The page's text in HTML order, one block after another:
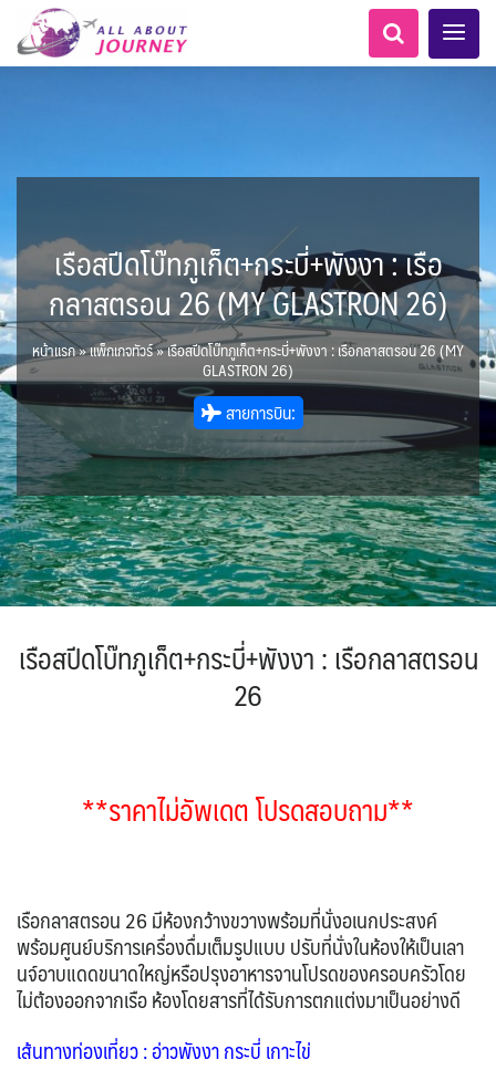
เอเชียกลาง 6 LKA ศรีลังกา 0
AFG อัฟกานิสถาน 0
LKA ศรีลังกา + BGD บังคลา
ศ
0
BTN ภูฏาน 2
BRN บรูไน 0
KHM กัมพูชา 0 จีน 283
HKG ฮ่องกง - มาเก๊า 10 IND อินเดีย
IDN อินโดนีเซีย 3 IRN อิหร่าน 0
IRQ อิรัก 0 ISR อิสราเอล 0
JPN ญี่ปุ่น 78 JOR จอร์แดน 4
KAZ คาซัคสถาน 19 KORS เกาหลีใต้ 2
KGZ คีร์กีซสถาน 4 LAO ลาว 0
LBN เลบานอน 0 MYS มาเลเซีย
SGP สิงคโปร์
ARE ดูไบ, UAE 0 UZB อุซเบกิสถาน 4
ตะวันออกกลาง YEM เยเมน
VNM เวียดนาม 35
แอลเบเนีย - Albania 0 Balkan บอลข่าน 1
สวิตเซอร์แลนด์ เยอรมนี
ฝรั่งเศส
1
MNE มอนเตเนโกร 1 ล่าแสงเหนือ-ใต้ 11
Baltic บอลติก 4 ยุโรปตะวันออก 12
ยุโรปราคาถูก 1
ออสเตรีย - Austria AZE อาเซอร์ไบจาน 2
BIH บอสเนีย & เฮอร์เซโกวีนา
1
BLR เบลารุส 0
BEL เบลเยี่ยม 0
HRV โครเอเชีย 3 CYP ไซปรัส 0
CZE เช็ก 0
FRA ฝรั่งเศส 1 FRO หมู่เกาะแฟโร 2
ISL ไอซ์แลนด์ 4 ITA อิตาลี 9
PRT โปรตุเกส
RUS รัสเซีย 3 สแกนดิเนเวีย 7
ESP สเปน 4
SVN สโลวิเนีย 2 CHE สวิตเซอร์แลนด์ 8
TUR ตุรเคีย 12 UK อังกฤษ+สหราชอาณาจักร
อเมริกาใต้ 8 อเมริกากลาง 1
ARG อาร์เจนตินา 3
CAN แคนาดา 3 CUB คิวบา 0
CHL ชิลี 3
ECU เอกวาดอร์ 0 PER เปรู
USA สหรัฐอเมริกา บราซิล เปรู 3
เม็กซิโก คิวบา อเมริกา แคนาดา 1
ทัวร์ ล่องเรือสำราญยุโรป 5 ทัวร์ ล่องเรือสำราญอลาสก้า
1
ทัวร์ ล่องเรือสำราญอเมริกา
1
ทัวร์ ล่องเรือสำราญเอเชีย 0
ทัวร์ ล่องเรือสำราญประเท
ศอื่นๆ
3
ไมโครนีเซีย - Micronesia 1 ขั้วโลกใต้ 2
ขั้วโลกเหนือ 1 นิวซีแลนด์ - New Zealand
11
เกาะโบราโบร่า - Bora Bora
0
ตูนีเซีย - Tunisia 1
แอฟริกาใต้ - South Africa
3
โมร็อคโค - Morocco 6 แทนซาเนีย - Tanzania 2
เคนย่า - Kenya 2 นามิเบีย - Namibia 1
แอลจีเรีย - Algeria 0
ออสเตรเลีย - Australia 18 ทัวร์ อันซีน ประเทศแปลก 30
ลิเบีย - Libya 1 บราซิล - Brazil 0
ล่องเรือดินเนอร์ วันวาเลนไทน์
22
ล่องเรือดินเนอร์วันลอยกระทง
21
ล่องเรือดินเนอร์วันปีใหม่ 22 เรือรอบกลางวัน กทม. 2
ล่องเรือดินเนอร์แม่น้ำ
าพระยา
34
ล่องเรือโปรแกรมอยุธยา 9
ล่องเรือ รอบ Sunset 14
ล่องเรือเหมาลำ / เหมาชั้น /
อยอร์ช / Speed Boat ส่วนตัวทั่ว
ะเทศ
เรือยอร์ช / Speed Boat ฯลฯ
บ Join ทั่วประเทศ
72
ตั๋วสวนสนุก 0 บุฟเฟต์โรงแรม/ร้านอาหาร 2
บุฟเฟต์ใบหยก 7 ไทยบัสฟู้ดทัวร์ 1
ตั๋วเรือ Hop-on Hop-off 0
โปรแกรมทัวร์ทั่วไทย 0 แต่งชุดไทยถ่ายรูปวัดอรุณฯ
1
พิเศษ! ล่องเรือเทศกาลชมพลุ
ยา
1
ห้องพักราคาพิเศษ 3
ข่าวที่น่าสนใจ
ความรู้ทั่วไป
สถานที่ท่องเที่ยว
เรือสปีดโบ๊ทภูเก็ต+กระบี่+พังงา : เรือ
กลาสตรอน 26 (MY GLASTRON 26)
หน้าแรก»แพ็กเกจทัวร์»เรือสปีดโบ๊ทภูเก็ต+กระบี่+พังงา : เรือกลาสตรอน 26 (MY
GLASTRON 26)
สายการบิน:
เรือสปีดโบ๊ทภูเก็ต+กระบี่+พังงา: เรือกลาสตรอน
26
**ราคาไม่อัพเดต โปรดสอบถาม**
เรือกลาสตรอน 26 มีห้องกว้างขวางพร้อมที่นั่งอเนกประสงค์
พร้อมศูนย์บริการเครื่องดื่มเต็มรูปแบบ ปรับที่นั่งในห้องให้เป็นเลา
นจ์อาบแดดขนาดใหญ่หรือปรุงอาหารจานโปรดของครอบครัวโดย
ไม่ต้องออกจากเรือ ห้องโดยสารที่ได้รับการตกแต่งมาเป็นอย่างดี
เส้นทางท่องเที่ยว : อ่าวพังงา กระบี่ เกาะไข่